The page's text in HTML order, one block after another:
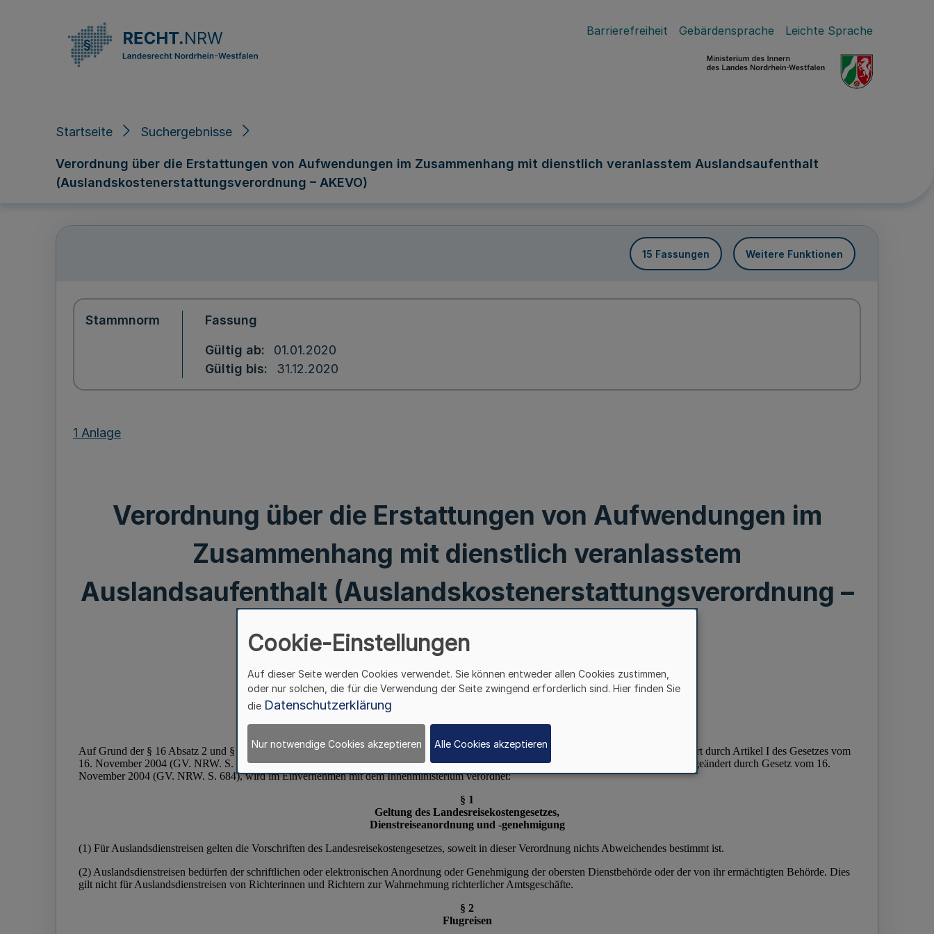
Barrierefreiheit Gebärdensprache Leichte Sprache
Startseite Suchergebnisse
Verordnung über die Erstattungen von Aufwendungen im Zusammenhang mit dienstlich veranlasstem Auslandsaufenthalt
(Auslandskostenerstattungsverordnung – AKEVO)
15 Fassungen Weitere Funktionen
Stammnorm Fassung
Gültig ab
01.01.2020
Gültig bis
31.12.2020
1 Anlage
Verordnung über die Erstattungen von Aufwendungen im
Zusammenhang mit dienstlich veranlasstem
Auslandsaufenthalt (Auslandskostenerstattungsverordnung –
AKEVO)
Cookie-Einstellungen
Auf dieser Seite werden Cookies verwendet. Sie können entweder allen Cookies zustimmen,
oder nur solchen, die für die Verwendung der Seite zwingend erforderlich sind. Hier finden Sie
die Datenschutzerklärung
Nur notwendige Cookies akzeptieren Alle Cookies akzeptieren